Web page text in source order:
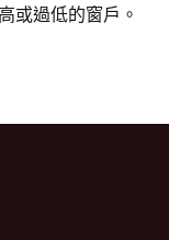
或過低的窗戶。